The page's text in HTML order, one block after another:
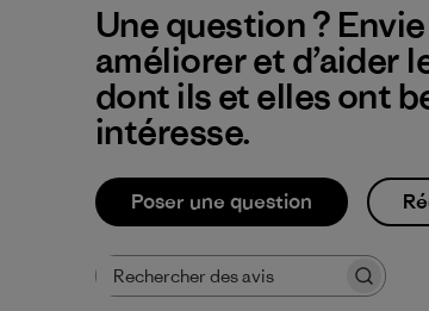
Une question ?
améliorer et d’aider
dont ils et elles ont
intéresse.
Poser une question
Rechercher des avis